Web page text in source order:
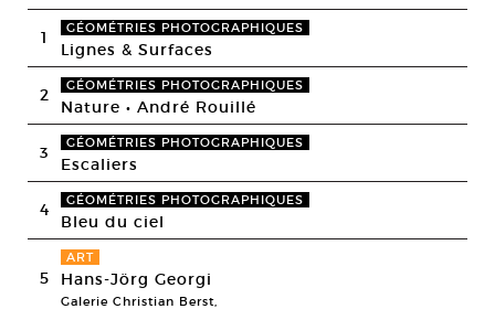
1 GÉOMÉTRIES PHOTOGRAPHIQUES
Lignes & Surfaces
2 GÉOMÉTRIES PHOTOGRAPHIQUES
Nature • André Rouillé
3 GÉOMÉTRIES PHOTOGRAPHIQUES
Escaliers
4 GÉOMÉTRIES PHOTOGRAPHIQUES
Bleu du ciel
5
ART
Hans-Jörg Georgi
Galerie Christian Berst,